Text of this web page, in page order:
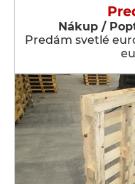
Nákup /
Predám svetlé